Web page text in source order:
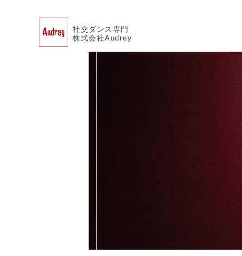
社交ダンス専門
株式会社Audrey